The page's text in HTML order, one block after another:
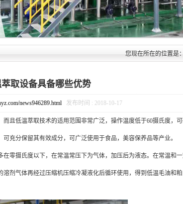
您现在所在的位置是：
取设备具备哪些优势
news946289.html发布时间 : 2018-10-17
而且低温萃取技术的适用范围非常广泛，操作温度低于60摄氏度，
充分保留其有效成分，可广泛使用于食品，美容保养品等产业。
零摄氏度以下，在常温常压下为气体，加压后为液态。在常温和一
剂气体再经过压缩机压缩冷凝液化后循环使用，得到低温毛油和